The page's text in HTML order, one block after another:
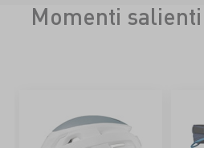
Momenti